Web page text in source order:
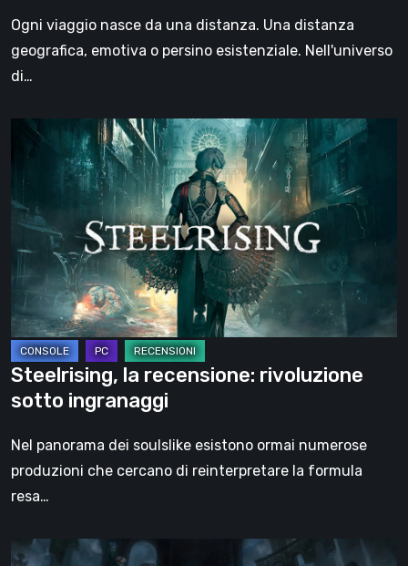
il
Ogni viaggio nasce da una distanza. Una distanza
geografica, emotiva o persino esistenziale. Nell'universo
di…
Steelrising,
recensione:
rivoluzione
sotto
ingranaggi
Steelrising, la recensione: rivoluzione
sotto ingranaggi
Nel panorama dei soulslike esistono ormai numerose
produzioni che cercano di reinterpretare la formula
resa…
DOOM: